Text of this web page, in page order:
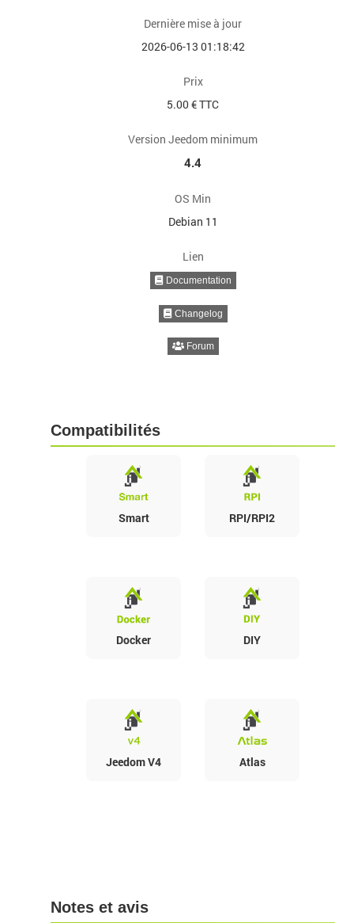
Dernière mise à jour
2026-06-13 01:18:42
Prix
5.00 € TTC
Version Jeedom minimum
4.4
OS Min
Debian 11
Lien
Documentation
Changelog
Forum
Compatibilités
Smart RPI/RPI2
Docker DIY
Jeedom V4 Atlas
Notes et avis